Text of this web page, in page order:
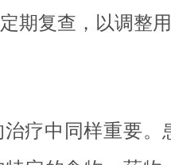
期复查，以调整用
疗中同样重要。